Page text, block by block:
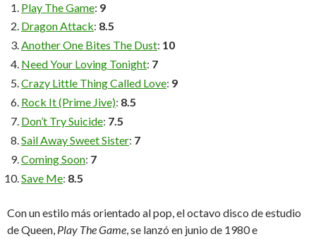
Play The Game: 9
Dragon Attack: 8.5
Another One Bites The Dust: 10
Need Your Loving Tonight: 7
Crazy Little Thing Called Love: 9
Rock It (Prime Jive): 8.5
Don’t Try Suicide: 7.5
Sail Away Sweet Sister: 7
Coming Soon: 7
Save Me: 8.5
Con un estilo más orientado al pop, el octavo disco de estudio
de Queen, Play The Game, se lanzó en junio de 1980 e